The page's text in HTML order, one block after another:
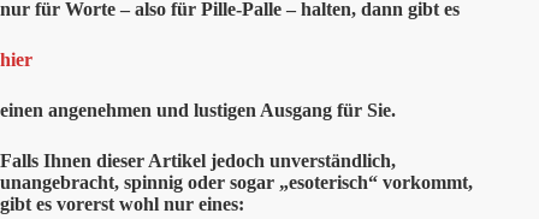
nur für Worte – also für Pille-Palle – halten, dann gibt es
hier
einen angenehmen und lustigen Ausgang für Sie.
Falls Ihnen dieser Artikel jedoch unverständlich,
unangebracht, spinnig oder sogar „esoterisch“ vorkommt,
gibt es vorerst wohl nur eines: